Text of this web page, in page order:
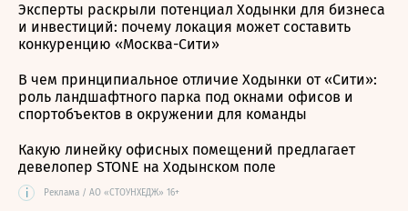
Эксперты раскрыли потенциал Ходынки для бизнеса
и инвестиций: почему локация может составить
конкуренцию «Москва-Сити»
В чем принципиальное отличие Ходынки от «Сити»:
роль ландшафтного парка под окнами офисов и
спортобъектов в окружении для команды
Какую линейку офисных помещений предлагает
девелопер STONE на Ходынском поле
i Реклама / АО «СТОУНХЕДЖ» 16+